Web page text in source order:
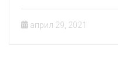
април 29, 2021